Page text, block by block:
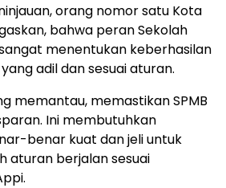
orang nomor satu Kota
bahwa peran Sekolah
menentukan keberhasilan
adil dan sesuai aturan.
memantau, memastikan SPMB
Ini membutuhkan
benar kuat dan jeli untuk
aturan berjalan sesuai